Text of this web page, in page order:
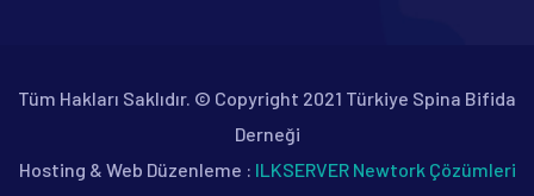
Tüm Hakları Saklıdır. © Copyright 2021 Türkiye Spina Bifida
Derneği
Hosting & Web Düzenleme : ILKSERVER Newtork Çözümleri